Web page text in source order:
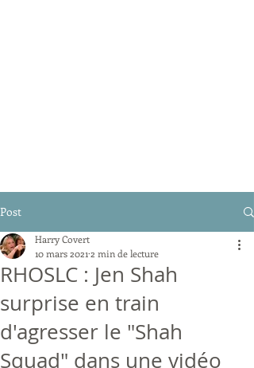
Post
RHOSLC : Jen Shah
surprise en train
d'agresser le "Shah
Squad" dans une vidéo
Harry Covert
10 mars 2021 2 min de lecture